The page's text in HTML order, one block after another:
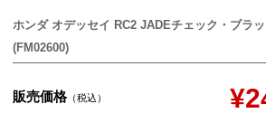
ホンダ オデッセイ RC2 JADEチェック・ブラ
(FM02600)
販売価格（税込）